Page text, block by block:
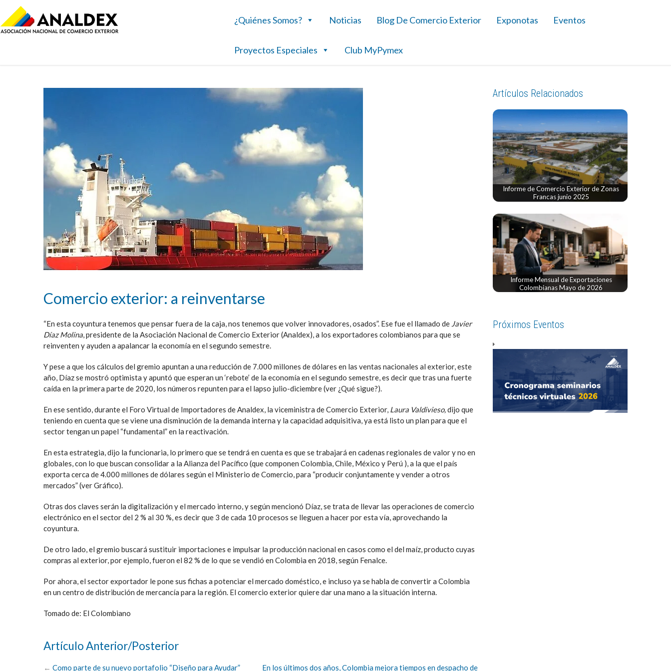
¿Quiénes Somos? Noticias Blog De Comercio Exterior Exponotas Eventos
Proyectos Especiales Club MyPymex
Comercio exterior: a reinventarse
“En esta coyuntura tenemos que pensar fuera de la caja, nos tenemos que volver innovadores, osados”. Ese fue el llamado de Javier
Díaz Molina, presidente de la Asociación Nacional de Comercio Exterior (Analdex), a los exportadores colombianos para que se
reinventen y ayuden a apalancar la economía en el segundo semestre.
Y pese a que los cálculos del gremio apuntan a una reducción de 7.000 millones de dólares en las ventas nacionales al exterior, este
año, Díaz se mostró optimista y apuntó que esperan un ‘rebote’ de la economía en el segundo semestre, es decir que tras una fuerte
caída en la primera parte de 2020, los números repunten para el lapso julio-diciembre (ver ¿Qué sigue?).
En ese sentido, durante el Foro Virtual de Importadores de Analdex, la viceministra de Comercio Exterior, Laura Valdivieso,dijo que
teniendo en cuenta que se viene una disminución de la demanda interna y la capacidad adquisitiva, ya está listo un plan para que el
sector tengan un papel “fundamental” en la reactivación.
En esta estrategia, dijo la funcionaria, lo primero que se tendrá en cuenta es que se trabajará en cadenas regionales de valor y no en
globales, con lo que buscan consolidar a la Alianza del Pacífico (que componen Colombia, Chile, México y Perú ), a la que el país
exporta cerca de 4.000 millones de dólares según el Ministerio de Comercio, para “producir conjuntamente y vender a otros
mercados” (ver Gráfico).
Otras dos claves serán la digitalización y el mercado interno, y según mencionó Díaz, se trata de llevar las operaciones de comercio
electrónico en el sector del 2 % al 30 %, es decir que 3 de cada 10 procesos se lleguen a hacer por esta vía, aprovechando la
coyuntura.
De otro lado, el gremio buscará sustituir importaciones e impulsar la producción nacional en casos como el del maíz, producto cuyas
compras al exterior, por ejemplo, fueron el 82 % de lo que se vendió en Colombia en 2018, según Fenalce.
Por ahora, el sector exportador le pone sus fichas a potenciar el mercado doméstico, e incluso ya se habla de convertir a Colombia
en un centro de distribución de mercancía para la región. El comercio exterior quiere dar una mano a la situación interna.
Tomado de: El Colombiano
Artículo Anterior/Posterior
← Como parte de su nuevo portafolio “Diseño para Ayudar” En los últimos dos años, Colombia mejora tiempos en despacho de
Artículos Relacionados
Informe de Comercio Exterior de Zonas
Francas junio 2025
Informe Mensual de Exportaciones
Colombianas Mayo de 2026
Próximos Eventos